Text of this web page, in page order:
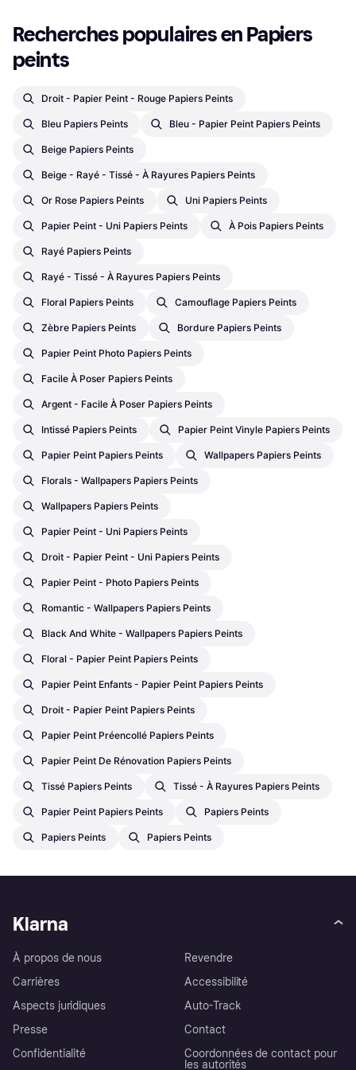
Recherches populaires en Papiers
peints
Droit - Papier Peint - Rouge Papiers Peints
Bleu Papiers Peints Bleu - Papier Peint Papiers Peints
Beige Papiers Peints
Beige - Rayé - Tissé - À Rayures Papiers Peints
Or Rose Papiers Peints Uni Papiers Peints
Papier Peint - Uni Papiers Peints À Pois Papiers Peints
Rayé Papiers Peints
Rayé - Tissé - À Rayures Papiers Peints
Floral Papiers Peints Camouflage Papiers Peints
Zèbre Papiers Peints Bordure Papiers Peints
Papier Peint Photo Papiers Peints
Facile À Poser Papiers Peints
Argent - Facile À Poser Papiers Peints
Intissé Papiers Peints Papier Peint Vinyle Papiers Peints
Papier Peint Papiers Peints Wallpapers Papiers Peints
Florals - Wallpapers Papiers Peints
Wallpapers Papiers Peints
Papier Peint - Uni Papiers Peints
Droit - Papier Peint - Uni Papiers Peints
Papier Peint - Photo Papiers Peints
Romantic - Wallpapers Papiers Peints
Black And White - Wallpapers Papiers Peints
Floral - Papier Peint Papiers Peints
Papier Peint Enfants - Papier Peint Papiers Peints
Droit - Papier Peint Papiers Peints
Papier Peint Préencollé Papiers Peints
Papier Peint De Rénovation Papiers Peints
Tissé Papiers Peints Tissé - À Rayures Papiers Peints
Papier Peint Papiers Peints Papiers Peints
Papiers Peints Papiers Peints
Klarna
À propos de nous
Carrières
Aspects juridiques
Presse
Confidentialité
Revendre
Accessibilité
Auto-Track
Contact
Coordonnées de contact pour
les autorités